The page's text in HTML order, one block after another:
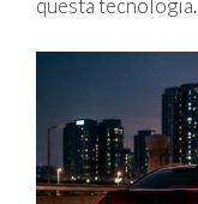
questa tecnologia.